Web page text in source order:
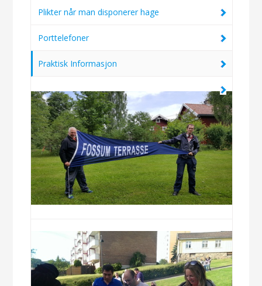
Plikter når man disponerer hage
Porttelefoner
Praktisk Informasjon